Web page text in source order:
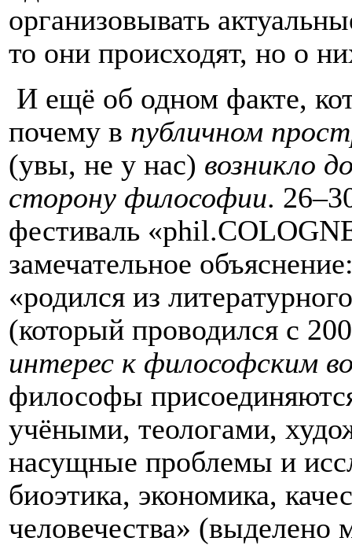
организовывать
то они происходят, но о
И ещё об одном факте,
почему в публичном
(увы, не у нас) возникло
сторону философии.
фестиваль
замечательное
«родился из
(который проводился с
интерес к философским
философы
учёными, теологами,
насущные проблемы и
биоэтика, экономика,
человечества»